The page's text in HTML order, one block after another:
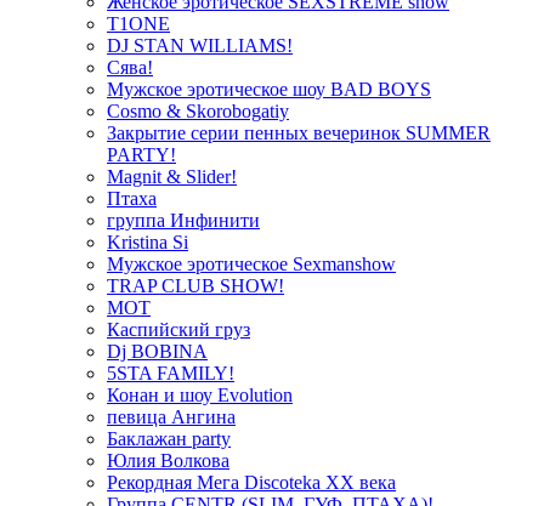
T1ONE
DJ STAN WILLIAMS!
Сява!
Мужское эротическое шоу BAD BOYS
Cosmo & Skorobogatiy
Закрытие серии пенных вечеринок SUMMER
PARTY!
Magnit & Slider!
Птаха
группа Инфинити
Kristina Si
Мужское эротическое Sexmanshow
TRAP CLUB SHOW!
МОТ
Каспийский груз
Dj BOBINA
5STA FAMILY!
Конан и шоу Evolution
певица Ангина
Баклажан party
Юлия Волкова
Рекордная Мега Discoteka XX века